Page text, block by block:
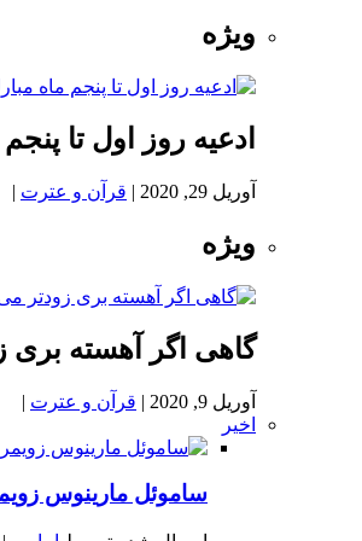
ویژه
ادعيه روز اول تا
آوریل 29, 2020 | قرآن و عترت |
ویژه
گاهی اگر آهسته
آوریل 9, 2020 | قرآن و عترت |
اخیر
ساموئل مارینوس